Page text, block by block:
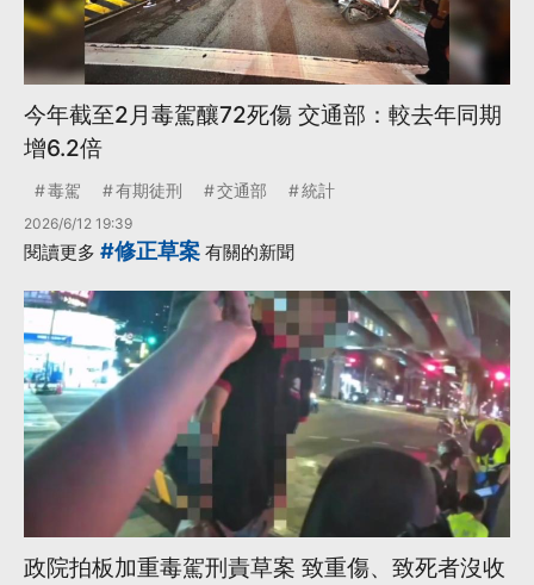
今年截至2月毒駕釀72死傷 交通部：較去年同期
增6.2倍
毒駕 有期徒刑 交通部 統計
2026/6/12 19:39
閱讀更多 #修正草案 有關的新聞
政院拍板加重毒駕刑責草案 致重傷、致死者沒收